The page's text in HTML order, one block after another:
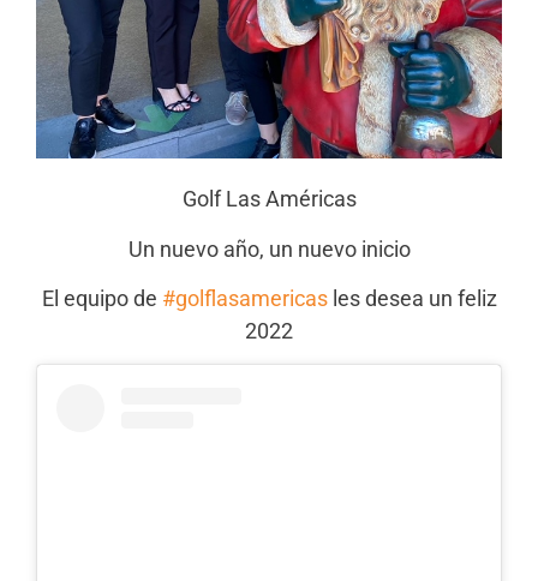
Golf Las Américas
Un nuevo año, un nuevo inicio
El equipo de #golflasamericasles desea un feliz
2022